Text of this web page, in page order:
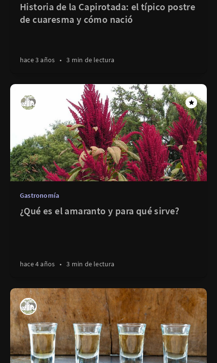
Historia de la Capirotada: el típico postre
de cuaresma y cómo nació
hace 3 años • 3 min de lectura
Gastronomía
¿Qué es el amaranto y para qué sirve?
hace 4 años • 3 min de lectura